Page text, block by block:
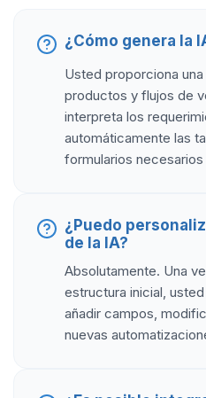
¿Cómo genera la
Usted proporciona
productos y flujos de
interpreta los
automáticamente las
formularios
¿Puedo
de la IA?
Absolutamente. Una
estructura inicial,
añadir campos,
nuevas